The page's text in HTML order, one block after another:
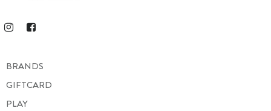
BRANDS
GIFTCARD
PLAY